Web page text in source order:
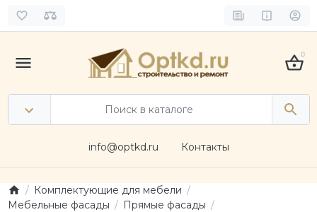
0
info@optkd.ru Контакты
Комплектующие для мебели
Мебельные фасады
Прямые фасады